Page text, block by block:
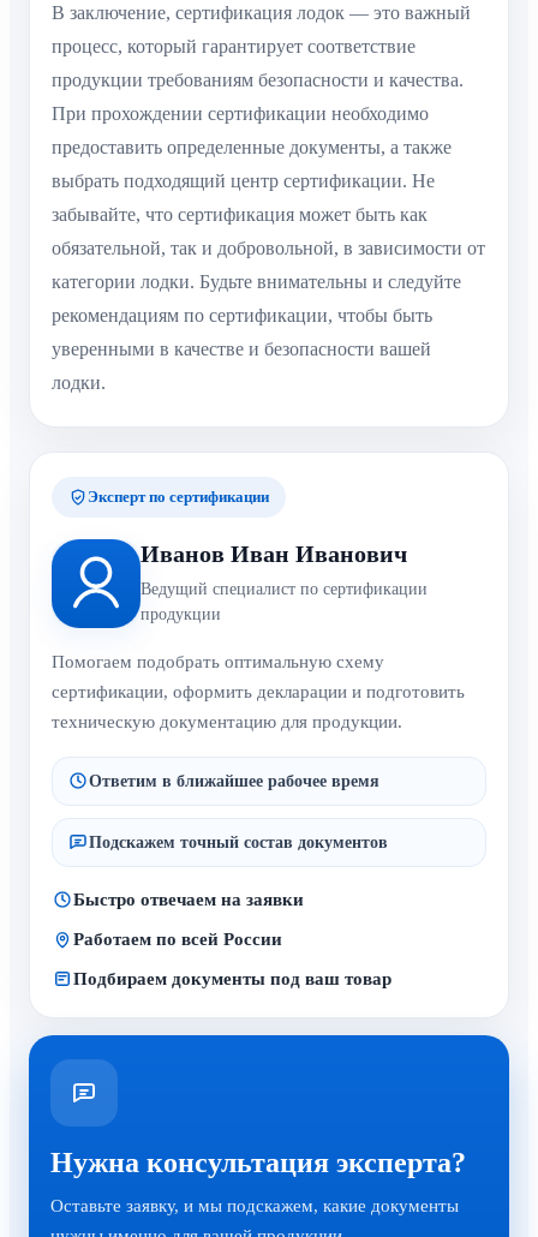
В заключение, сертификация лодок — это важный
процесс, который гарантирует соответствие
продукции требованиям безопасности и качества.
При прохождении сертификации необходимо
предоставить определенные документы, а также
выбрать подходящий центр сертификации. Не
забывайте, что сертификация может быть как
обязательной, так и добровольной, в зависимости от
категории лодки. Будьте внимательны и следуйте
рекомендациям по сертификации, чтобы быть
уверенными в качестве и безопасности вашей
лодки.
Эксперт по сертификации
Иванов Иван Иванович
Ведущий специалист по сертификации
продукции
Помогаем подобрать оптимальную схему
сертификации, оформить декларации и подготовить
техническую документацию для продукции.
Ответим в ближайшее рабочее время
Подскажем точный состав документов
Быстро отвечаем на заявки
Работаем по всей России
Подбираем документы под ваш товар
Нужна консультация эксперта?
Оставьте заявку, и мы подскажем, какие документы